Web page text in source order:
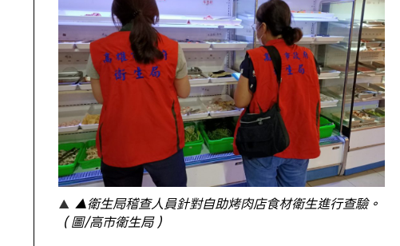
▲衛生局稽查人員針對自助烤肉店食材衛生進行查驗。
（圖/高市衛生局）